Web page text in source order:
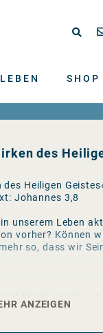
SHOP
des
des Heiligen
Johannes 3,8
unserem Leben
vorher? Können
so, dass wir